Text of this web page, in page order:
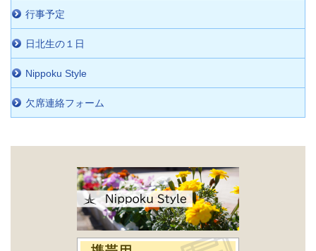
行事予定
日北生の１日
Nippoku Style
欠席連絡フォーム